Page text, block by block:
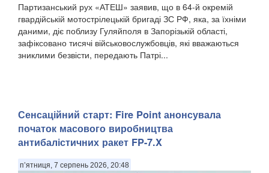
Партизанський рух «АТЕШ» заявив, що в 64-й окремій
гвардійській мотострілецькій бригаді ЗС РФ, яка, за їхніми
даними, діє поблизу Гуляйполя в Запорізькій області,
зафіксовано тисячі військовослужбовців, які вважаються
зниклими безвісти, передають Патрі...
Сенсаційний старт: Fire Point анонсувала
початок масового виробництва
антибалістичних ракет FP-7.X
п’ятниця, 7 серпень 2026, 20:48